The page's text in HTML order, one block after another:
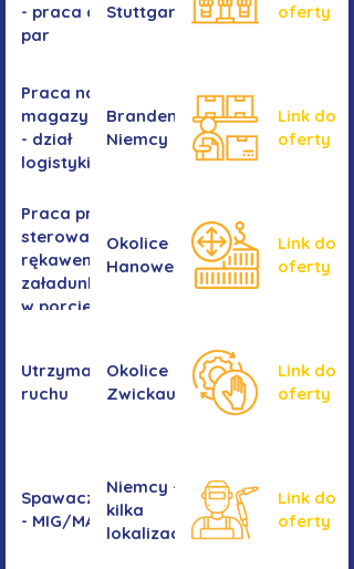
- praca dla
par
Stuttgartu
oferty
Praca na
magazynie
- dział
logistyki
Brandenburgia,
Niemcy
Link do
oferty
Praca przy
sterowaniu
rękawem
załadunkowym
w porcie
Okolice
Hanower
Link do
oferty
Utrzymanie
ruchu
Okolice
Zwickau
Link do
oferty
Spawacz/spawaczka
- MIG/MAG/TIG
Niemcy -
kilka
lokalizacji
Link do
oferty